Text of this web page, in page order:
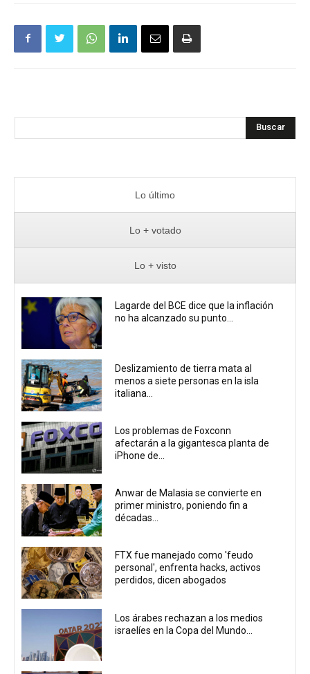
Buscar
Lo último
Lo + votado
Lo + visto
Lagarde del BCE dice que la inflación
no ha alcanzado su punto...
Deslizamiento de tierra mata al
menos a siete personas en la isla
italiana...
Los problemas de Foxconn
afectarán a la gigantesca planta de
iPhone de...
Anwar de Malasia se convierte en
primer ministro, poniendo fin a
décadas...
FTX fue manejado como 'feudo
personal', enfrenta hacks, activos
perdidos, dicen abogados
Los árabes rechazan a los medios
israelíes en la Copa del Mundo...